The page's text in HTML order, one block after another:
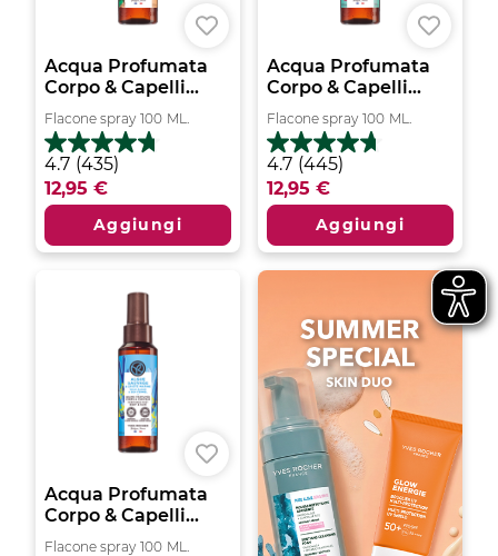
Acqua Profumata
Corpo & Capelli...
Flacone spray 100 ML.
4.7 (435)
4.7
su
5
435
recensioni
12,95 €
Aggiungi
Acqua Profumata
Corpo & Capelli...
Flacone spray 100 ML.
4.7 (445)
4.7
su
5
445
recensioni
12,95 €
Aggiungi
Acqua Profumata
Corpo & Capelli...
Flacone spray 100 ML.